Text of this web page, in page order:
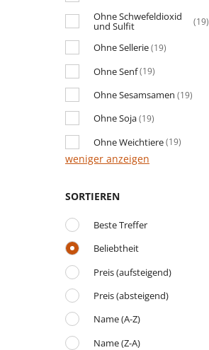
Ohne Schwefeldioxid
und Sulfit (19)
Ohne Sellerie(19)
Ohne Senf(19)
Ohne Sesamsamen (19)
Ohne Soja(19)
Ohne Weichtiere(19)
weniger anzeigen
SORTIEREN
Beste Treffer
Beliebtheit
Preis (aufsteigend)
Preis (absteigend)
Name (A-Z)
Name (Z-A)